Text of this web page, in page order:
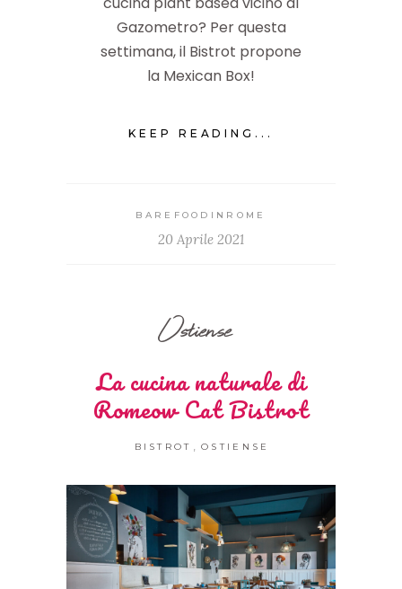
Gazometro? Per questa
settimana, il Bistrot propone
la Mexican Box!
KEEP READING...
BAREFOODINROME
20 Aprile 2021
Ostiense
La cucina naturale di
Romeow Cat Bistrot
BISTROT OSTIENSE